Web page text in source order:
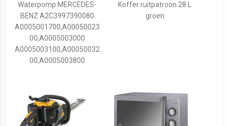
Waterpomp MERCEDES-
BENZ A2C3997390080
A0005001700,A00050023
00,A0005003000
A0005003100,A00050032
00,A0005003800
Koffer ruitpatroon 28 L
groen